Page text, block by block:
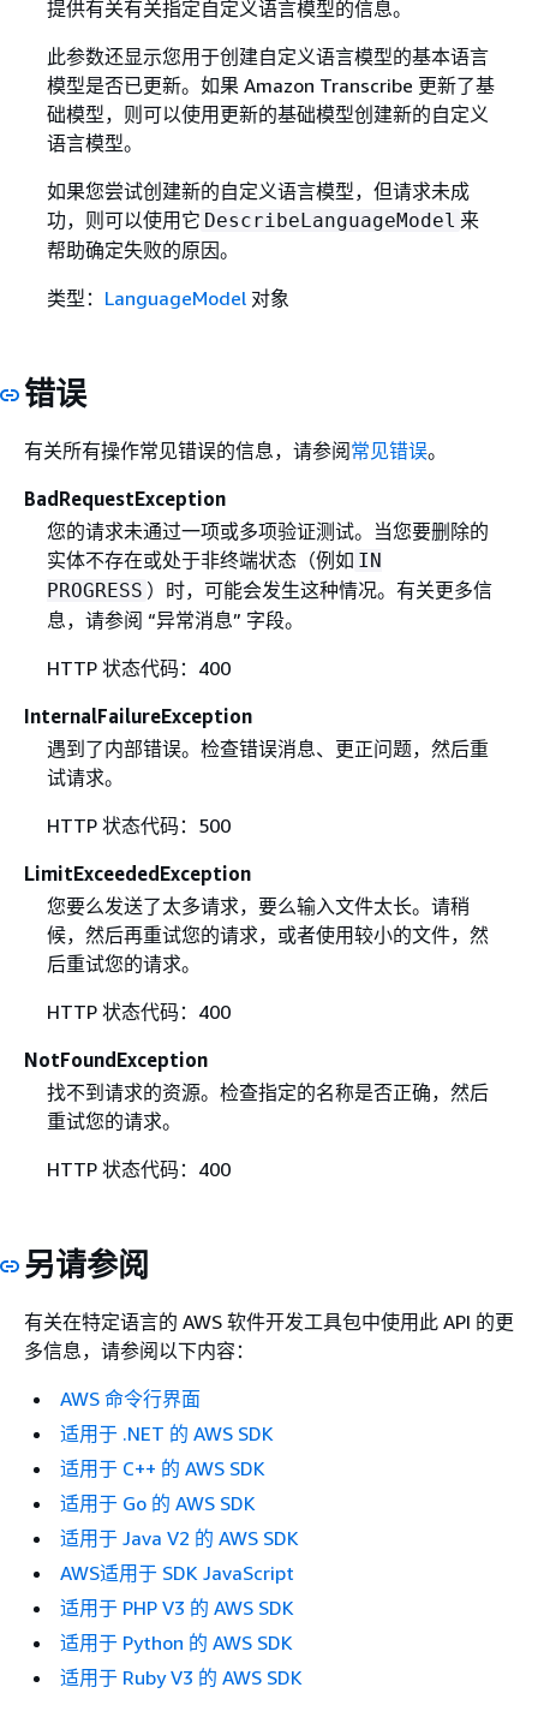
提供有关有关指定自定义语言模型的信息。
此参数还显示您用于创建自定义语言模型的基本语言
模型是否已更新。如果 Amazon Transcribe 更新了基
础模型，则可以使用更新的基础模型创建新的自定义
语言模型。
如果您尝试创建新的自定义语言模型，但请求未成
功，则可以使用它 DescribeLanguageModel 来
帮助确定失败的原因。
类型： LanguageModel对象
错误
有关所有操作常见错误的信息，请参阅常见错误。
BadRequestException
您的请求未通过一项或多项验证测试。当您要删除的
实体不存在或处于非终端状态（例如 IN
PROGRESS ）时，可能会发生这种情况。有关更多信
息，请参阅 “异常消息” 字段。
HTTP 状态代码：400
InternalFailureException
遇到了内部错误。检查错误消息、更正问题，然后重
试请求。
HTTP 状态代码：500
LimitExceededException
您要么发送了太多请求，要么输入文件太长。请稍
候，然后再重试您的请求，或者使用较小的文件，然
后重试您的请求。
HTTP 状态代码：400
NotFoundException
找不到请求的资源。检查指定的名称是否正确，然后
重试您的请求。
HTTP 状态代码：400
另请参阅
有关在特定语言的 AWS 软件开发工具包中使用此 API 的更
多信息，请参阅以下内容：
AWS 命令行界面
适用于 .NET 的 AWS SDK
适用于 C++ 的 AWS SDK
适用于 Go 的 AWS SDK
适用于 Java V2 的 AWS SDK
AWS适用于 SDK JavaScript
适用于 PHP V3 的 AWS SDK
适用于 Python 的 AWS SDK
适用于 Ruby V3 的 AWS SDK